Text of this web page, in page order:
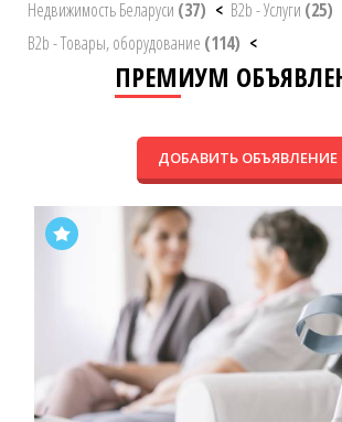
Недвижимость Беларуси (37) < B2b - Услуги (25)
B2b - Товары, оборудование (114) <
ПРЕМИУМ
ДОБАВИТЬ ОБЪЯВЛЕНИЕ